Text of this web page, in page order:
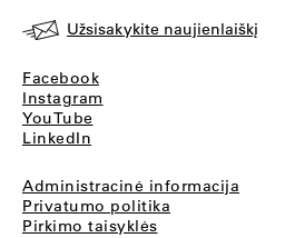
Užsisakykite naujienlaiškį
Facebook
Instagram
YouTube
LinkedIn
Administracinė informacija
Privatumo politika
Pirkimo taisyklės